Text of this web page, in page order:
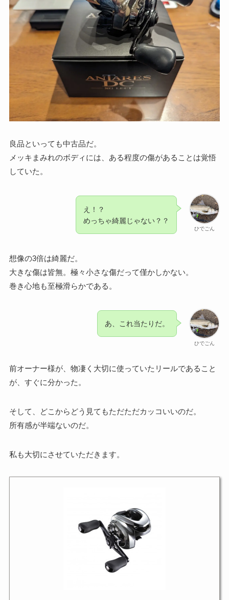
良品といっても中古品だ。
メッキまみれのボディには、ある程度の傷があることは覚悟
していた。
ひでごん
え！？
めっちゃ綺麗じゃない？？
想像の3倍は綺麗だ。
大きな傷は皆無。極々小さな傷だって僅かしかない。
巻き心地も至極滑らかである。
ひでごん
あ、これ当たりだ。
前オーナー様が、物凄く大切に使っていたリールであること
が、すぐに分かった。
そして、どこからどう見てもただただカッコいいのだ。
所有感が半端ないのだ。
私も大切にさせていただきます。